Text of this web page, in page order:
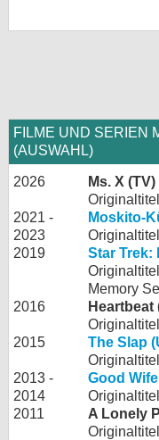
FILME UND SERIEN
(AUSWAHL)
2026 Ms. X (TV)
2021 -
2023
Moskito-
2019
Star Trek:
Memory
2016
Heartbeat
2015
The Slap
2013 -
2014
Good Wife
2011
A Lonely